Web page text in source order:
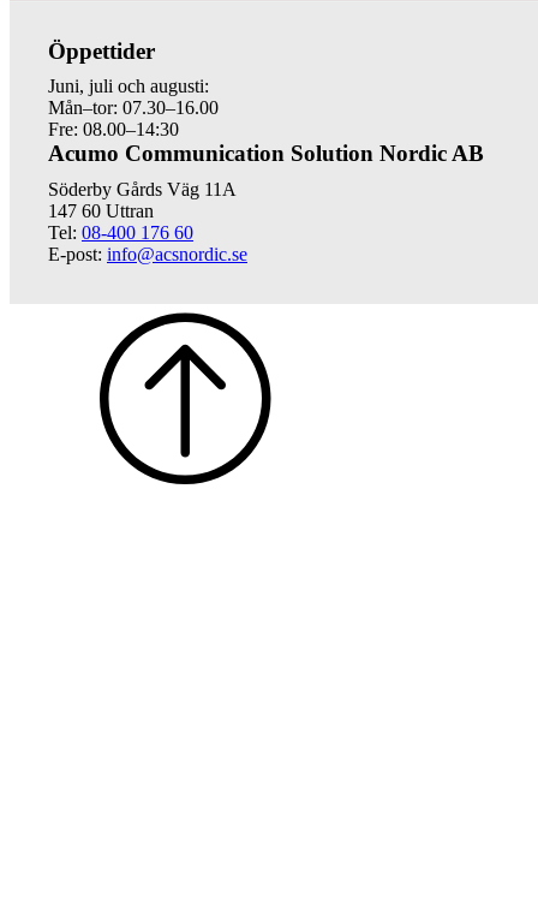
Öppettider
Juni, juli och augusti:
Mån–tor: 07.30–16.00
Fre: 08.00–14:30
Acumo Communication Solution Nordic AB
Söderby Gårds Väg 11A
147 60 Uttran
Tel: 08-400 176 60
E-post: info@acsnordic.se